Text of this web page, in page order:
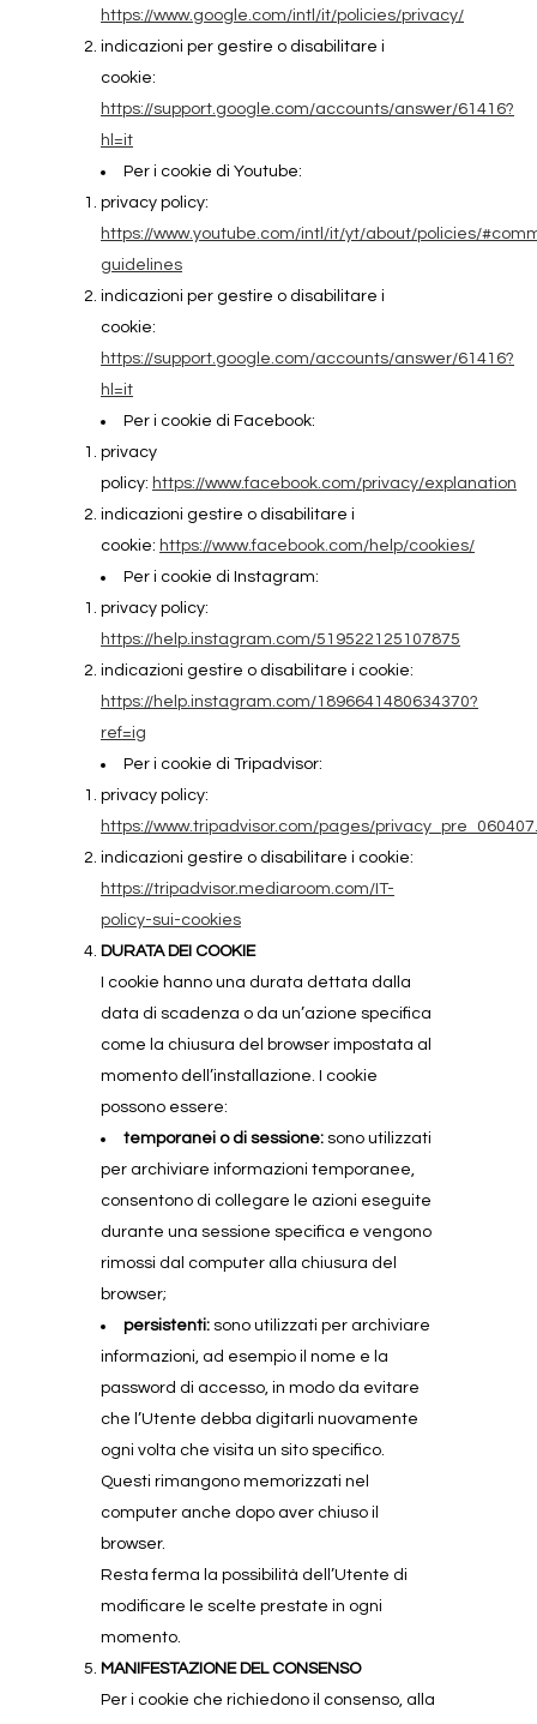
https://www.google.com/intl/it/policies/privacy/
indicazioni per gestire o disabilitare i
cookie:
https://support.google.com/accounts/answer/61416?
hl=it
Per i cookie di Youtube:
privacy policy:
https://www.youtube.com/intl/it/yt/about/policies/
guidelines
indicazioni per gestire o disabilitare i
cookie:
https://support.google.com/accounts/answer/61416?
hl=it
Per i cookie di Facebook:
privacy
policy: https://www.facebook.com/privacy/explanation
indicazioni gestire o disabilitare i
cookie: https://www.facebook.com/help/cookies/
Per i cookie di Instagram:
privacy policy:
https://help.instagram.com/519522125107875
indicazioni gestire o disabilitare i cookie:
https://help.instagram.com/1896641480634370?
ref=ig
Per i cookie di Tripadvisor:
privacy policy:
https://www.tripadvisor.com/pages/
indicazioni gestire o disabilitare i cookie:
https://tripadvisor.mediaroom.com/IT-
policy-sui-cookies
DURATA DEI COOKIE
I cookie hanno una durata dettata dalla
data di scadenza o da un’azione specifica
come la chiusura del browser impostata al
momento dell’installazione. I cookie
possono essere:
temporanei o di sessione: sono utilizzati
per archiviare informazioni temporanee,
consentono di collegare le azioni eseguite
durante una sessione specifica e vengono
rimossi dal computer alla chiusura del
browser;
persistenti: sono utilizzati per archiviare
informazioni, ad esempio il nome e la
password di accesso, in modo da evitare
che l’Utente debba digitarli nuovamente
ogni volta che visita un sito specifico.
Questi rimangono memorizzati nel
computer anche dopo aver chiuso il
browser.
Resta ferma la possibilità dell’Utente di
modificare le scelte prestate in ogni
momento.
MANIFESTAZIONE DEL CONSENSO
Per i cookie che richiedono il consenso, alla